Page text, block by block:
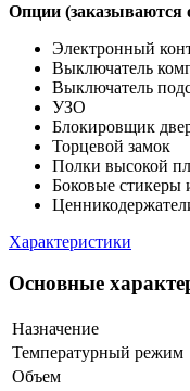
Опции (заказываются
Электронный
Выключатель
Выключатель
УЗО
Блокировщик
Торцевой замок
Полки высокой
Боковые стикеры
Характеристики
Основные
Назначение
Температурный режим
Объем